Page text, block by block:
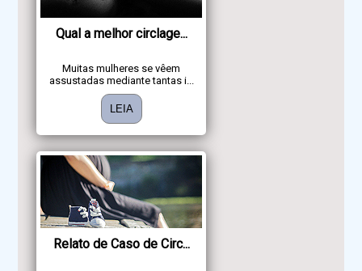
Qual a melhor circlage...
Muitas mulheres se vêem
assustadas mediante tantas i...
LEIA
Relato de Caso de Circ...